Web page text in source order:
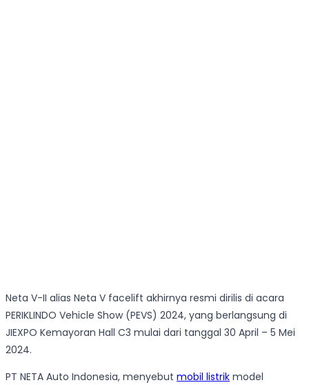
Neta V-II alias Neta V facelift akhirnya resmi dirilis di acara
PERIKLINDO Vehicle Show (PEVS) 2024, yang berlangsung di
JIEXPO Kemayoran Hall C3 mulai dari tanggal 30 April – 5 Mei
2024.
PT NETA Auto Indonesia, menyebut mobil listrik model